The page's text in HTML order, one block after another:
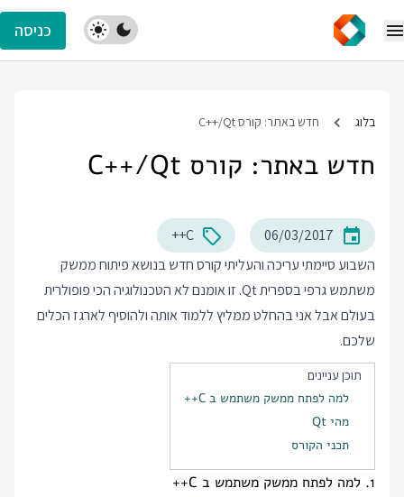
כניסה
בלוג חדש באתר: קורס C++/Qt
חדש באתר: קורס C++/Qt
06/03/2017
C++
השבוע סיימתי עריכה והעליתי קורס חדש בנושא פיתוח ממשק
משתמש גרפי בספרית Qt. זו אומנם לא הטכנולוגיה הכי פופולרית
בעולם אבל אני בהחלט ממליץ ללמוד אותה ולהוסיף לארגז הכלים
שלכם.
תוכן עניינים
למה לפתח ממשק משתמש ב C++
מהי Qt
תכני הקורס
1. למה לפתח ממשק משתמש ב C++